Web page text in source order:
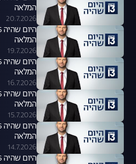
המלאה
20.7.2026
המלאה
19.7.2026
המלאה
16.7.2026
המלאה
15.7.2026
המלאה
14.7.2026